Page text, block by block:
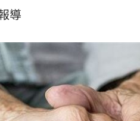
！強制18天內搬走
宇：離台灣又更近了 10:52
成民眾黨最大負資產 10:52
導